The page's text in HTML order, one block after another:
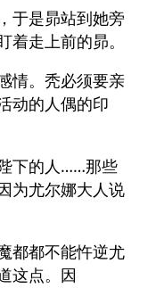
于是昴站到她旁
走上前的昴。
情。秃必须要亲
动的人偶的印
下的人……那些
为尤尔娜大人说
都都不能忤逆尤
这点。因